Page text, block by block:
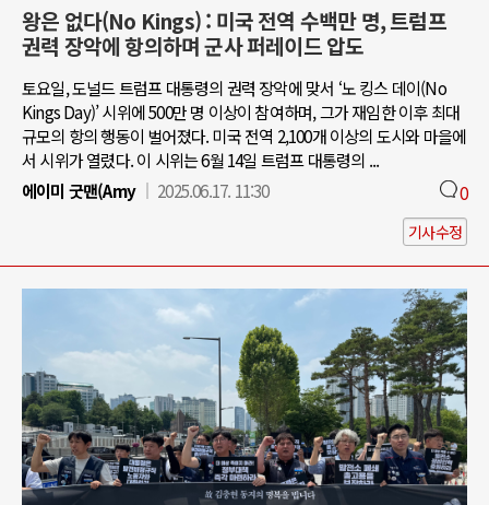
왕은 없다(No Kings) : 미국 전역 수백만 명, 트럼프
권력 장악에 항의하며 군사 퍼레이드 압도
토요일, 도널드 트럼프 대통령의 권력 장악에 맞서 ‘노 킹스 데이(No
Kings Day)’ 시위에 500만 명 이상이 참여하며, 그가 재임한 이후 최대
규모의 항의 행동이 벌어졌다. 미국 전역 2,100개 이상의 도시와 마을에
서 시위가 열렸다. 이 시위는 6월 14일 트럼프 대통령의 ...
에이미 굿맨(Amy
2025.06.17. 11:30 0
기사수정